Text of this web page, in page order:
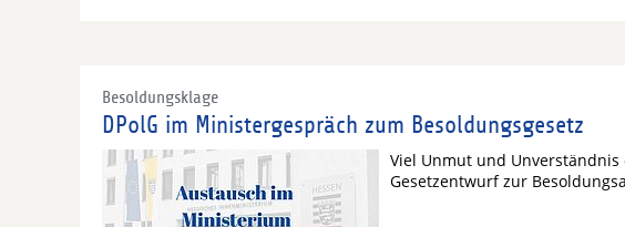
Besoldungsklage
DPolG im Ministergespräch zum Besoldungsgesetz
Viel Unmut und
Gesetzentwurf zur